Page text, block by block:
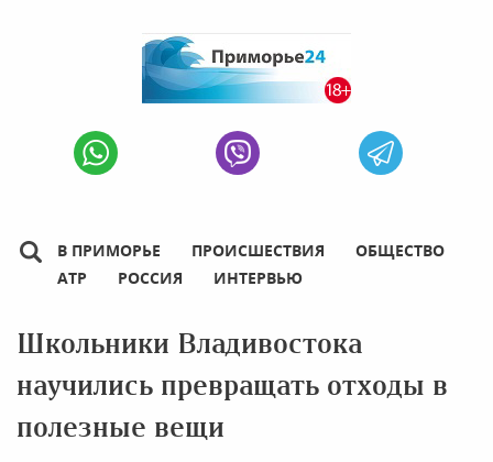
В ПРИМОРЬЕ ПРОИСШЕСТВИЯ
ОБЩЕСТВО
АТР
РОССИЯ ИНТЕРВЬЮ
Школьники Владивостока
научились превращать отходы в
полезные вещи